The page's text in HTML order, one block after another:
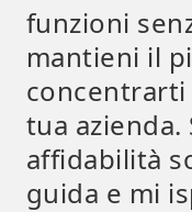
funzioni
mantieni il
concentrarti
tua azienda.
affidabilità
guida e mi